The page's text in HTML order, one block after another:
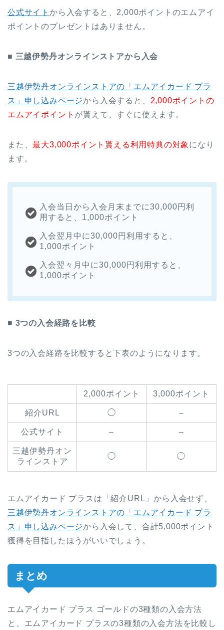
公式サイト から入会すると、2,000ポイントのエムアイ
ポイントのプレゼントはありません。
■ 三越伊勢丹オンラインストアから入会
三越伊勢丹オンラインストアの「エムアイカード プラ
ス」申し込みページから入会すると、 2,000ポイントの
エムアイポイント が貰えて、すぐに使えます。
また、最大3,000ポイント貰える利用特典の対象 になり
ます。
入会当日から入会月末までに30,000円利
用すると、1,000ポイント
入会翌月中に30,000円利用すると、
1,000ポイント
入会翌々月中に30,000円利用すると、
1,000ポイント
■ 3つの入会経路を比較
3つの入会経路を比較すると下表のようになります。
2,000ポイント 3,000ポイント
紹介URL ◯ –
公式サイト – –
三越伊勢丹オン
ラインストア
◯ ◯
エムアイカード プラスは「紹介URL」から入会せず、
三越伊勢丹オンラインストアの「エムアイカード プラ
ス」申し込みページから入会して、合計5,000ポイント
獲得を目指したほうがいいでしょう。
まとめ
エムアイカード プラス ゴールドの3種類の入会方法
と、エムアイカード プラスの3種類の入会方法を比較し